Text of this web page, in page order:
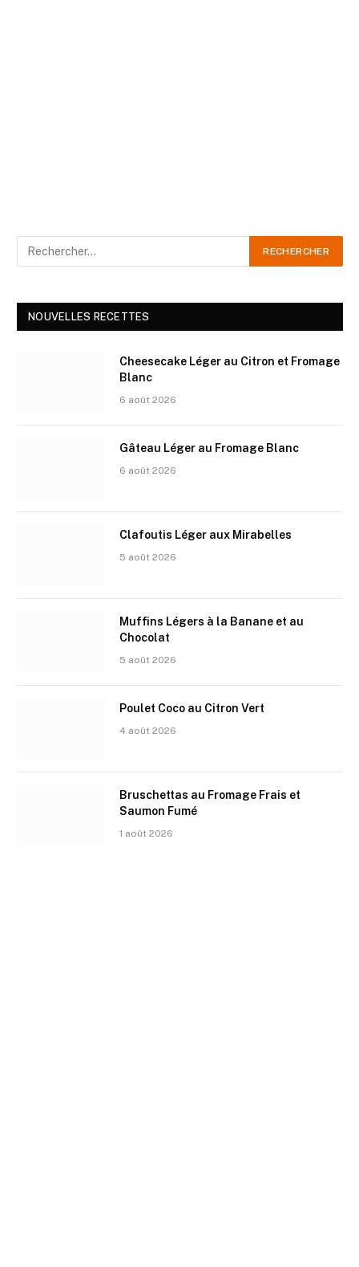
NOUVELLES RECETTES
Cheesecake Léger au Citron et Fromage
Blanc
6 août 2026
Gâteau Léger au Fromage Blanc
6 août 2026
Clafoutis Léger aux Mirabelles
5 août 2026
Muffins Légers à la Banane et au
Chocolat
5 août 2026
Poulet Coco au Citron Vert
4 août 2026
Bruschettas au Fromage Frais et
Saumon Fumé
1 août 2026